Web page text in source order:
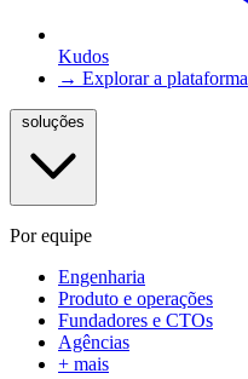
Kudos
→ Explorar a plataforma
Por equipe
Engenharia
Produto e operações
Fundadores e CTOs
Agências
+ mais